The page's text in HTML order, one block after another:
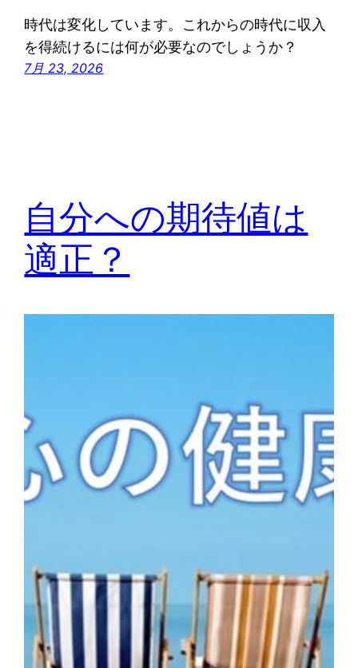
時代は変化しています。これからの時代に収入
を得続けるには何が必要なのでしょうか？
7月 23, 2026
自分への期待値は
適正？